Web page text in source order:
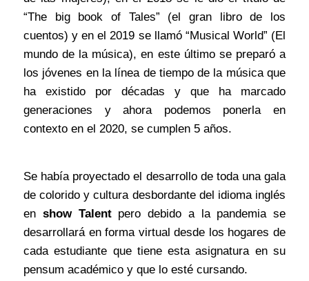
“The big book of Tales” (el gran libro de los
cuentos) y en el 2019 se llamó “Musical World” (El
mundo de la música), en este último se preparó a
los jóvenes en la línea de tiempo de la música que
ha existido por décadas y que ha marcado
generaciones y ahora podemos ponerla en
contexto en el 2020, se cumplen 5 años.
Se había proyectado el desarrollo de toda una gala
de colorido y cultura desbordante del idioma inglés
en show Talentpero debido a la pandemia se
desarrollará en forma virtual desde los hogares de
cada estudiante que tiene esta asignatura en su
pensum académico y que lo esté cursando.